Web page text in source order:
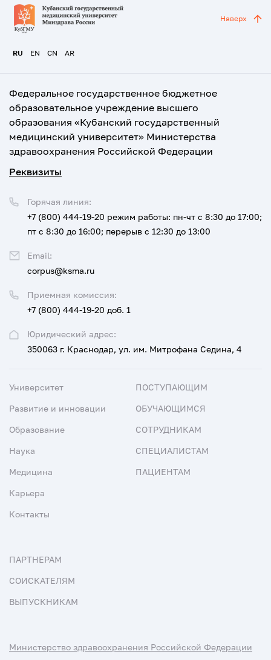
RU EN CN AR
Наверх
Федеральное государственное бюджетное
образовательное учреждение высшего
образования «Кубанский государственный
медицинский университет» Министерства
здравоохранения Российской Федерации
Реквизиты
Юридический адрес:
350063 г. Краснодар, ул. им. Митрофана Седина, 4
Приемная комиссия:
+7 (800) 444-19-20 доб. 1
Горячая линия:
+7 (800) 444-19-20 режим работы: пн-чт с 8:30 до 17:00;
пт с 8:30 до 16:00; перерыв с 12:30 до 13:00
Email:
corpus@ksma.ru
Университет
Развитие и инновации
Образование
Наука
Медицина
Карьера
Контакты
ПОСТУПАЮЩИМ
ОБУЧАЮЩИМСЯ
СОТРУДНИКАМ
СПЕЦИАЛИСТАМ
ПАЦИЕНТАМ
ПАРТНЕРАМ
СОИСКАТЕЛЯМ
ВЫПУСКНИКАМ
Министерство здравоохранения Российской Федерации